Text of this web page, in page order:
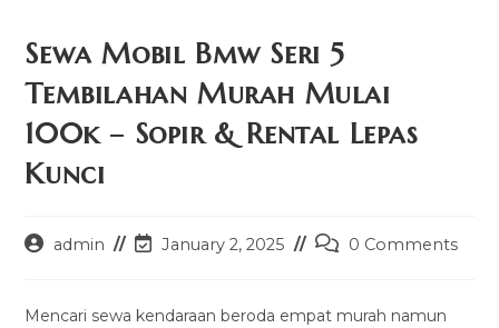
Sewa Mobil Bmw Seri 5
Tembilahan Murah Mulai
100k – Sopir & Rental Lepas
Kunci
Postadmin
PostJanuary 2, 2025
Post0 Comments
Mencari sewa kendaraan beroda empat murah namun